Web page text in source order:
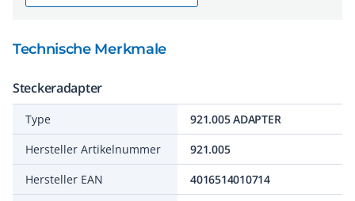
Technische Merkmale
Steckeradapter
Type
921.005 ADAPTER
Hersteller Artikelnummer
921.005
Hersteller EAN
4016514010714